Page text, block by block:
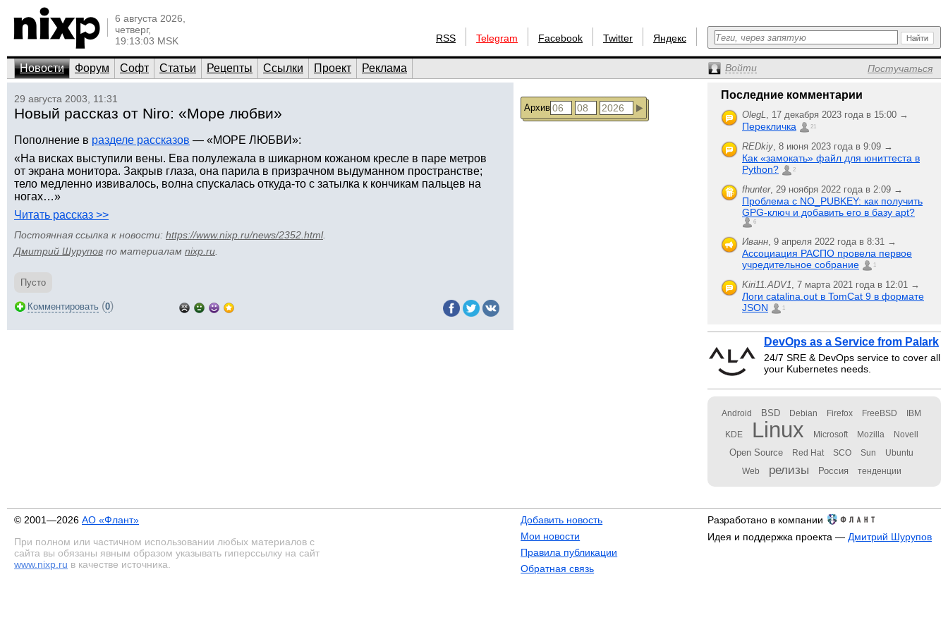
6 августа 2026,
четверг,
19:13:03 MSK
RSS Telegram Facebook Twitter Яндекс
Новости Форум Софт Статьи Рецепты Ссылки Проект Реклама Войти Постучаться
29 августа 2003, 11:31
Новый рассказ от Niro: «Море любви»
Пополнение в разделе рассказов — «МОРЕ ЛЮБВИ»:
«На висках выступили вены. Ева полулежала в шикарном кожаном кресле в паре метров
от экрана монитора. Закрыв глаза, она парила в призрачном выдуманном пространстве;
тело медленно извивалось, волна спускалась откуда-то с затылка к кончикам пальцев на
ногах…»
Читать рассказ >>
Постоянная ссылка к новости: https://www.nixp.ru/news/2352.html.
Дмитрий Шурупов по материалам nixp.ru
Пусто
Комментировать (0)
Архив
Последние комментарии
OlegL, 17 декабря 2023 года в 15:00 →
Перекличка 21
REDkiy, 8 июня 2023 года в 9:09 →
Как «замокать» файл для юниттеста в
Python?
2
fhunter, 29 ноября 2022 года в 2:09 →
Проблема с NO_PUBKEY: как получить
GPG-ключ и добавить его в базу apt?
6
Иванн, 9 апреля 2022 года в 8:31 →
Ассоциация РАСПО провела первое
учредительное собрание
1
Kiri11.ADV1, 7 марта 2021 года в 12:01 →
Логи catalina.out в TomCat 9 в формате
JSON
1
DevOps as a Service from Palark
24/7 SRE & DevOps service to cover all
your Kubernetes needs.
Android BSD Debian Firefox FreeBSD IBM
KDE Linux Microsoft Mozilla Novell
Open Source Red Hat SCO Sun Ubuntu
Web релизы Россия тенденции
© 2001—2026 АО «Флант»
При полном или частичном использовании любых материалов с
сайта вы обязаны явным образом указывать гиперссылку на сайт
www.nixp.ru в качестве источника.
Добавить новость
Мои новости
Правила публикации
Обратная связь
Разработано в компании
Идея и поддержка проекта — Дмитрий Шурупов